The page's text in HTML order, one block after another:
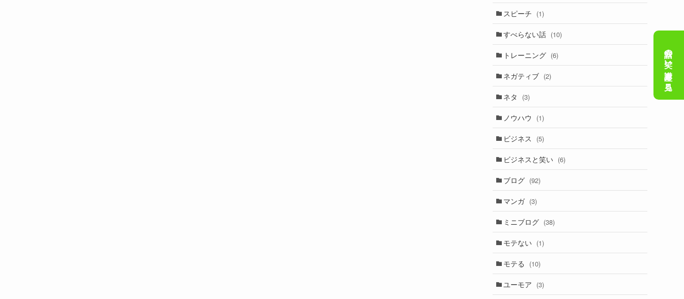
スピーチ (1)
すべらない話 (10)
トレーニング (6)
ネガティブ (2)
ネタ (3)
ノウハウ (1)
ビジネス (5)
ビジネスと笑い (6)
ブログ (92)
マンガ (3)
ミニブログ (38)
モテない (1)
モテる (10)
ユーモア (3)
会話の笑い講座を見る